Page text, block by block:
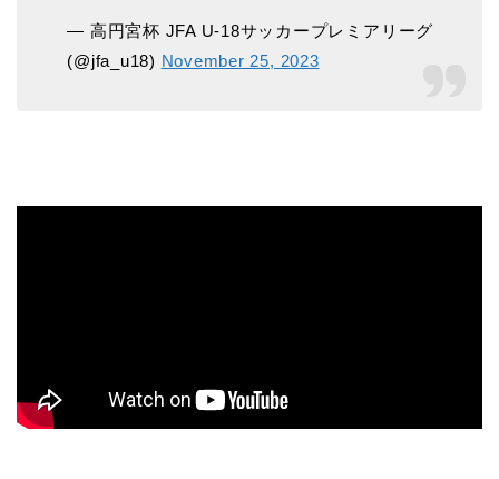
— 高円宮杯 JFA U-18サッカープレミアリーグ
(@jfa_u18) November 25, 2023